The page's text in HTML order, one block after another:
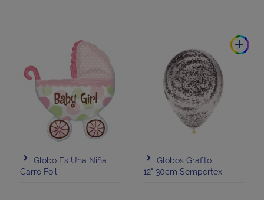
Globo Es Una Niña
Carro Foil
add
Globos Grafito
12"-30cm Sempertex